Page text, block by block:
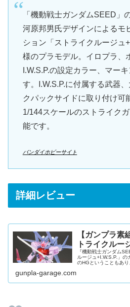
「機動戦士ガンダムSEED」
河原邦男氏デザインによるモ
ション「ストライクルージュ
様のプラモデル。イロプラ、
I.W.S.P.の設定カラー、マー
す。I.W.S.P.に付属する武器
クパックサイドに取り付け可
1/144スケールのストライク
能です。
バンダイホビーサイト
詳細レビュー
【ガンプラ素
トライクルー
『機動戦士ガンダム
ルージュ+I.W.S.P.」の
のHGということもあ
gunpla-garage.com